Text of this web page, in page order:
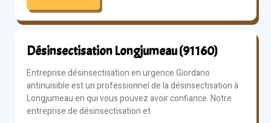
Désinsectisation Longjumeau (91160)
Entreprise désinsectisation en urgence Giordano
antinuisible est un professionnel de la désinsectisation à
Longjumeau en qui vous pouvez avoir confiance. Notre
entreprise de désinsectisation et